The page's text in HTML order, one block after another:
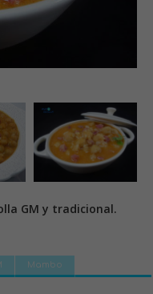
GM y tradicional.
Mambo